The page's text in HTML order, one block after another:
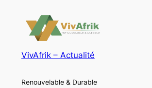
VivAfrik – Actualité
Renouvelable & Durable